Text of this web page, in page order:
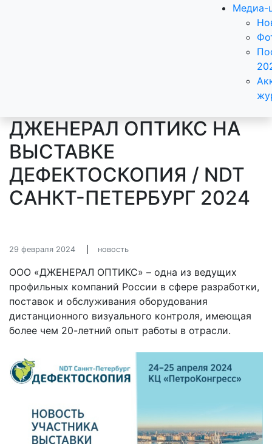
Медиа-
ДЖЕНЕРАЛ ОПТИКС НА
ВЫСТАВКЕ
ДЕФЕКТОСКОПИЯ / NDT
САНКТ-ПЕТЕРБУРГ 2024
29 февраля 2024 новость
ООО «ДЖЕНЕРАЛ ОПТИКС» – одна из ведущих
профильных компаний России в сфере разработки,
поставок и обслуживания оборудования
дистанционного визуального контроля, имеющая
более чем 20-летний опыт работы в отрасли.